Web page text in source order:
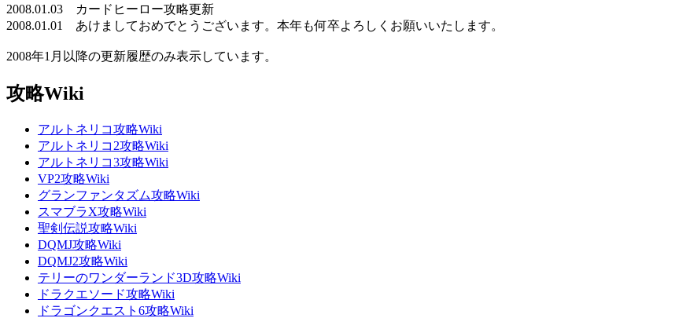
2008.01.03 カードヒーロー攻略更新
2008.01.01 あけましておめでとうございます。本年も何卒よろしくお願いいたします。
2008年1月以降の更新履歴のみ表示しています。
攻略Wiki
アルトネリコ攻略Wiki
アルトネリコ2攻略Wiki
アルトネリコ3攻略Wiki
VP2攻略Wiki
グランファンタズム攻略Wiki
スマブラX攻略Wiki
聖剣伝説攻略Wiki
DQMJ攻略Wiki
DQMJ2攻略Wiki
テリーのワンダーランド3D攻略Wiki
ドラクエソード攻略Wiki
ドラゴンクエスト6攻略Wiki